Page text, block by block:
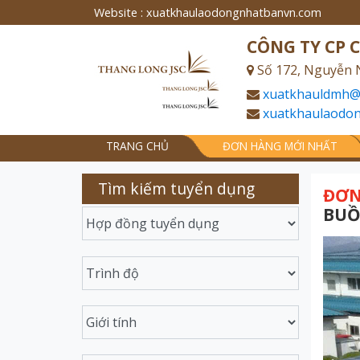
Website : xuatkhaulaodongnhatbanvn.com
CÔNG TY CP
Số 172, Nguyễn
TRANG CHỦ ĐƠN HÀNG MỚI NHẤT
Tìm kiếm tuyển dụng